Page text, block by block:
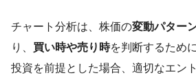
チャート分析は、株価の変動パター
り、 買い時や売り時を判断するため
投資を前提とした場合、適切なエン